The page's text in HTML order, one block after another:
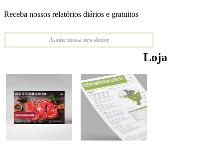
Receba nossos relatórios diários e gratuitos
Assine nossa newsletter
Loja